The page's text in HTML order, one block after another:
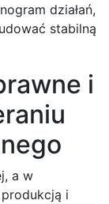
działań,
stabilną
i
a w
i